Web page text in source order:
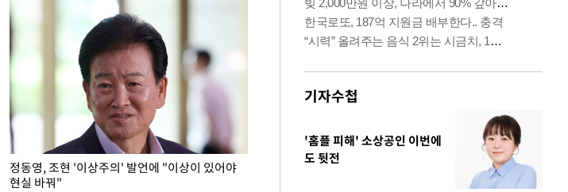
정동영, 조현 '이상주의' 발언에 "이상이 있어야
현실 바꿔"
장동혁 "李 대통령 역대급 망언…정신세계 궁금
이재명 대통령,
선 다해 강구해
기자수첩
'홈플 피해' 소상공인 이번에
도 뒷전